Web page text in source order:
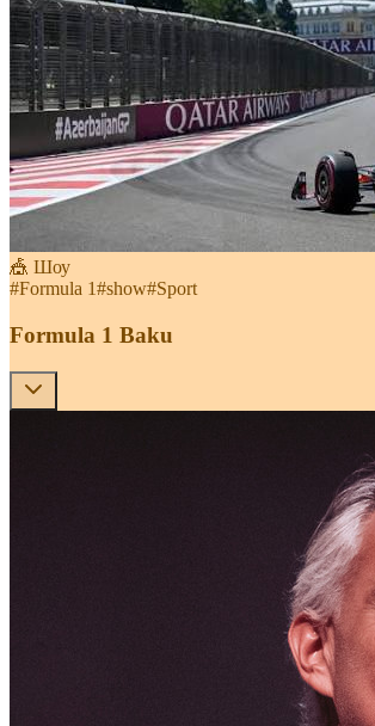
🎪 Шоу
#Formula 1#show#Sport
Formula 1 Baku